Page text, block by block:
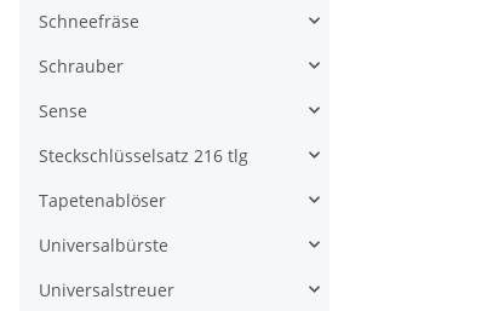
Schneefräse
Schrauber
Sense
Steckschlüsselsatz 216 tlg
Tapetenablöser
Universalbürste
Universalstreuer